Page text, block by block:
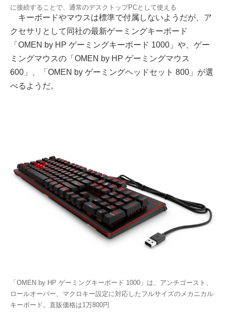
に接続することで、通常のデスクトップPCとして使える
キーボードやマウスは標準で付属しないようだが、ア
クセサリとして同社の最新ゲーミングキーボード
「OMEN by HP ゲーミングキーボード 1000」や、ゲー
ミングマウスの「OMEN by HP ゲーミングマウス
600」、「OMEN by ゲーミングヘッドセット 800」が選
べるようだ。
「OMEN by HP ゲーミングキーボード 1000」は、アンチゴースト、
ロールオーバー、マクロキー設定に対応したフルサイズのメカニカル
キーボード。直販価格は1万800円